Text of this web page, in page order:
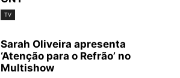
TV
Sarah Oliveira apresenta
‘Atenção para o Refrão’ no
Multishow